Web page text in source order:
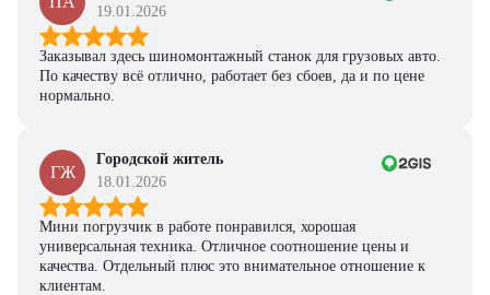
19.01.2026
Заказывал здесь шиномонтажный станок для грузовых авто.
По качеству всё отлично, работает без сбоев, да и по цене
нормально.
ГЖ
Городской житель
18.01.2026
Мини погрузчик в работе понравился, хорошая
универсальная техника. Отличное соотношение цены и
качества. Отдельный плюс это внимательное отношение к
клиентам.